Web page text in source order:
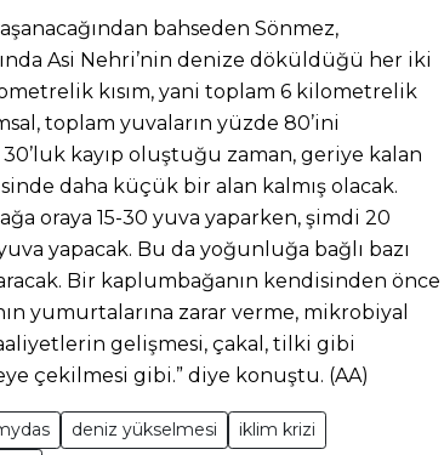
bahseden Sönmez,
Asi Nehri’nin denize döküldüğü her iki
kısım, yani toplam 6 kilometrelik
toplam yuvaların yüzde 80’ini
30’luk kayıp oluştuğu zaman, geriye kalan
daha küçük bir alan kalmış olacak.
oraya 15-30 yuva yaparken, şimdi 20
yapacak. Bu da yoğunluğa bağlı bazı
Bir kaplumbağanın kendisinden önce
yumurtalarına zarar verme, mikrobiyal
gelişmesi, çakal, tilki gibi
çekilmesi gibi.” diye konuştu. (AA)
deniz yükselmesi
iklim krizi